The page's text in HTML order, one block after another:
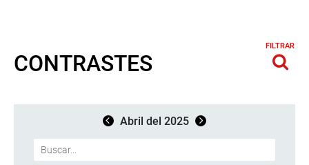
CONTRASTES
FILTRAR
Abril del 2025